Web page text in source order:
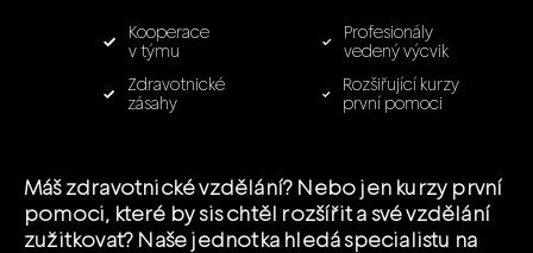
Kooperace
v týmu
Zdravotnické
zásahy
Profesionály
vedený výcvik
Rozšiřující kurzy
první pomoci
Máš zdravotnické vzdělání? Nebo jen kurzy první
pomoci, které by sis chtěl rozšířit a své vzdělání
zužitkovat? Naše jednotka hledá specialistu na